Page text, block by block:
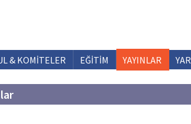
& KOMİTELER EĞİTİM YAYINLAR